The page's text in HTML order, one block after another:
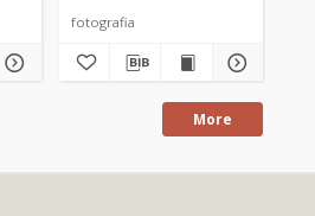
fotografia
More